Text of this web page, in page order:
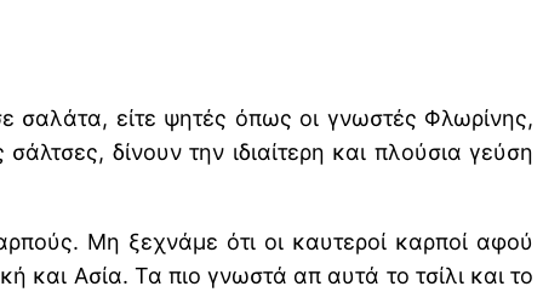
σαλάτα, είτε ψητές όπως οι γνωστές Φλωρίνης,
δίνουν την ιδιαίτερη και πλούσια γεύση
Μη ξεχνάμε ότι οι καυτεροί καρποί αφού
και Ασία. Τα πιο γνωστά απ αυτά το τσίλι και το